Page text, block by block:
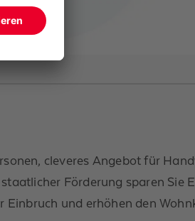
cleveres Angebot für
Förderung sparen Sie
Einbruch und erhöhen den